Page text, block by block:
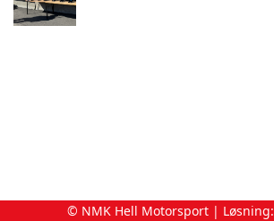
© NMK Hell Motorsport | Løsning: